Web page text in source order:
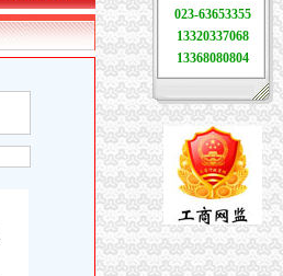
023-63653355
13320337068
13368080804